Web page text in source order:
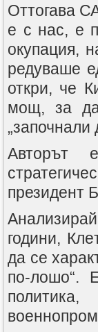
Оттогава
е с нас, е
окупация,
редуваше
откри, че
мощ, за
Авторът
президент
години,
да се
по-лошо“.